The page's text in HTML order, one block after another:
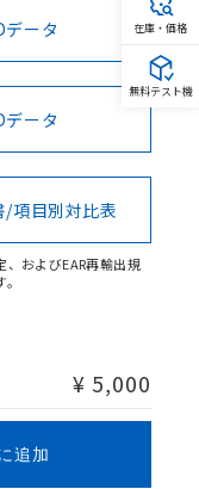
データ
データ
/項目別対比表
およびEAR再輸出規
¥ 5,000
追加
在庫・価格
無料テスト機